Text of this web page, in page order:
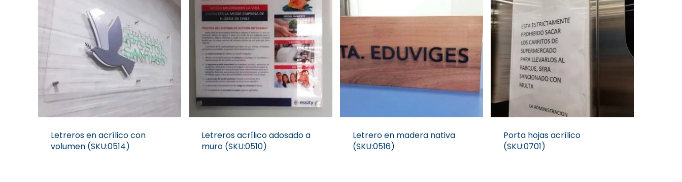
Letreros en acrílico con
volumen (SKU:0514)
Letreros acrílico adosado a
muro (SKU:0510)
Letrero en madera nativa
(SKU:0516)
Porta hojas acrílico
(SKU:0701)